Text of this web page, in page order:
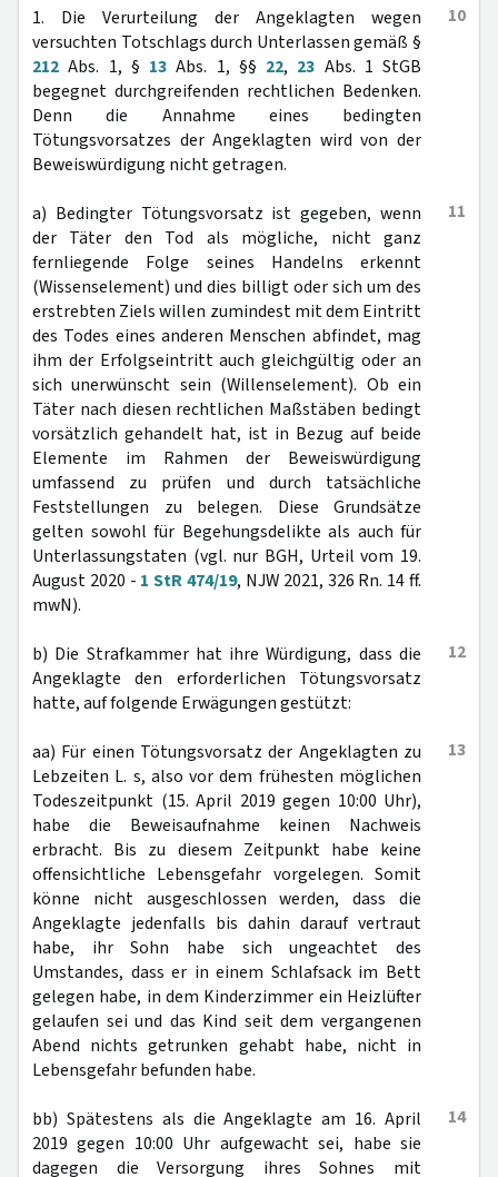
10
1. Die Verurteilung der Angeklagten wegen
versuchten Totschlags durch Unterlassen gemäß §
212 Abs. 1, § 13 Abs. 1, §§ 22, 23 Abs. 1 StGB
begegnet durchgreifenden rechtlichen Bedenken.
Denn die Annahme eines bedingten
Tötungsvorsatzes der Angeklagten wird von der
Beweiswürdigung nicht getragen.
11
a) Bedingter Tötungsvorsatz ist gegeben, wenn
der Täter den Tod als mögliche, nicht ganz
fernliegende Folge seines Handelns erkennt
(Wissenselement) und dies billigt oder sich um des
erstrebten Ziels willen zumindest mit dem Eintritt
des Todes eines anderen Menschen abfindet, mag
ihm der Erfolgseintritt auch gleichgültig oder an
sich unerwünscht sein (Willenselement). Ob ein
Täter nach diesen rechtlichen Maßstäben bedingt
vorsätzlich gehandelt hat, ist in Bezug auf beide
Elemente im Rahmen der Beweiswürdigung
umfassend zu prüfen und durch tatsächliche
Feststellungen zu belegen. Diese Grundsätze
gelten sowohl für Begehungsdelikte als auch für
Unterlassungstaten (vgl. nur BGH, Urteil vom 19.
August 2020 - 1 StR 474/19, NJW 2021, 326 Rn. 14 ff.
mwN).
12
b) Die Strafkammer hat ihre Würdigung, dass die
Angeklagte den erforderlichen Tötungsvorsatz
hatte, auf folgende Erwägungen gestützt:
13
aa) Für einen Tötungsvorsatz der Angeklagten zu
Lebzeiten L. s, also vor dem frühesten möglichen
Todeszeitpunkt (15. April 2019 gegen 10:00 Uhr),
habe die Beweisaufnahme keinen Nachweis
erbracht. Bis zu diesem Zeitpunkt habe keine
offensichtliche Lebensgefahr vorgelegen. Somit
könne nicht ausgeschlossen werden, dass die
Angeklagte jedenfalls bis dahin darauf vertraut
habe, ihr Sohn habe sich ungeachtet des
Umstandes, dass er in einem Schlafsack im Bett
gelegen habe, in dem Kinderzimmer ein Heizlüfter
gelaufen sei und das Kind seit dem vergangenen
Abend nichts getrunken gehabt habe, nicht in
Lebensgefahr befunden habe.
14
bb) Spätestens als die Angeklagte am 16. April
2019 gegen 10:00 Uhr aufgewacht sei, habe sie
dagegen die Versorgung ihres Sohnes mit